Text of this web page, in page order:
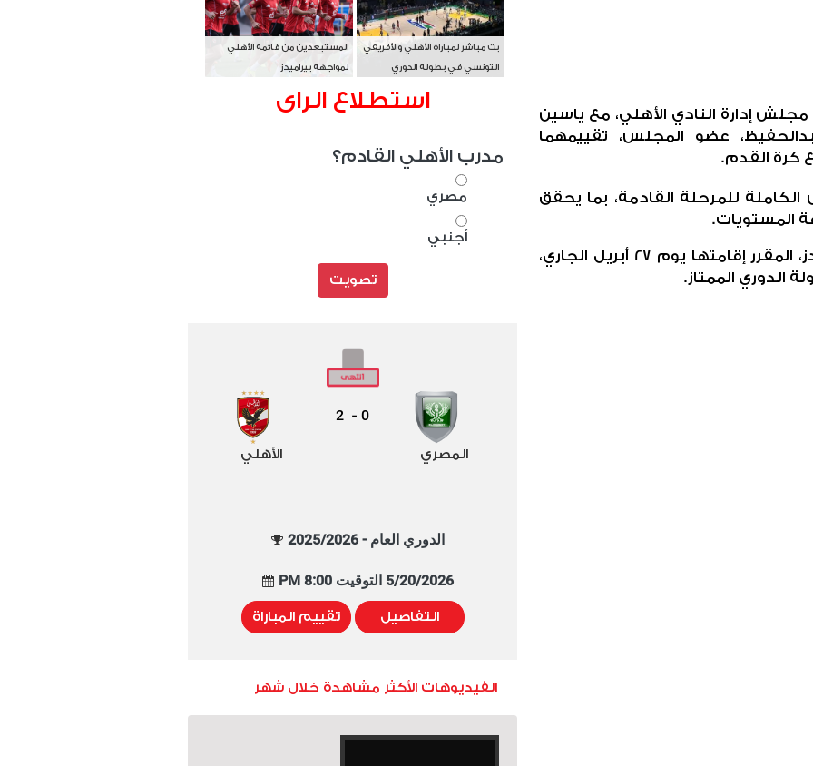
إدارة النادي الأهلي، مع ياسين
عضو المجلس، تقييمهما
كرة القدم.
للمرحلة القادمة، بما يحقق
المستويات.
ويستعد الأهلي لمواجهة بيراميدز، المقرر إقامتها يوم 27 أبريل الجاري،
الممتاز.
بث مباشر لمباراة الأهلي والأفريقي
التونسي في بطولة الدوري
المستبعدين من قائمة الأهلي
لمواجهة بيراميدز
استطلاع الراى
مدرب الأهلي القادم؟
مصري
أجنبي
تصويت
المصري
0
2
الأهلي
الدوري العام - 2025/2026
5/20/2026 التوقيت 8:00 PM
التفاصيل تقييم المباراة
الفيديوهات الأكثر مشاهدة خلال شهر